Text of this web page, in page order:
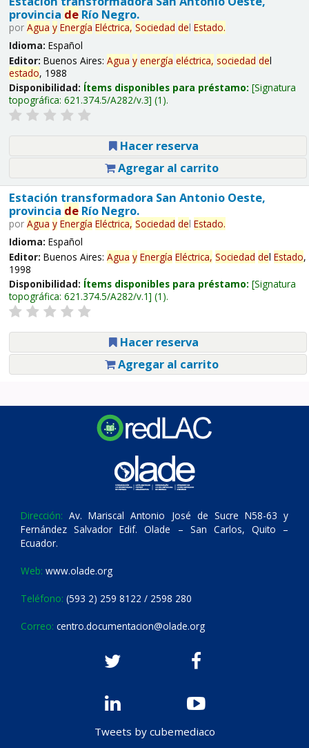
provincia deRío Negro.
por Agua y Energía Eléctrica, Sociedad del Estado.
Idioma: Español
Editor: Buenos Aires: Agua y energía eléctrica, sociedad del
estado, 1988
Disponibilidad: Ítems disponibles para préstamo: Signatura
topográfica: 621.374.5/A282/v.3 (1).
Hacer reserva
Agregar al carrito
Estación transformadora San Antonio Oeste,
provincia deRío Negro.
por Agua y Energía Eléctrica, Sociedad del Estado.
Idioma: Español
Editor: Buenos Aires: Agua y Energía Eléctrica, Sociedad del Estado,
1998
Disponibilidad: Ítems disponibles para préstamo: Signatura
topográfica: 621.374.5/A282/v.1 (1).
Hacer reserva
Agregar al carrito
Dirección: Av. Mariscal Antonio José de Sucre N58-63 y
Fernández Salvador Edif. Olade – San Carlos, Quito –
Ecuador.
Web: www.olade.org
Teléfono: (593 2) 259 8122 / 2598 280
Correo: centro.documentacion@olade.org
Tweets by cubemediaco